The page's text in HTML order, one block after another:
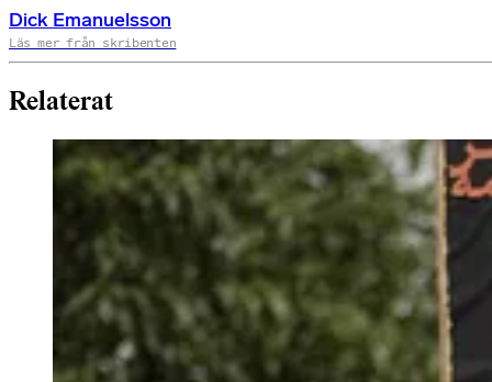
Dick Emanuelsson
Läs mer från skribenten
Relaterat